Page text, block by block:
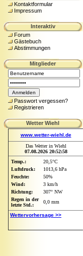
Kontaktformular
Impressum
Interaktiv
Forum
Gästebuch
Abstimmungen
Mitglieder
Passwort vergessen?
Registrieren
Wetter Wiehl